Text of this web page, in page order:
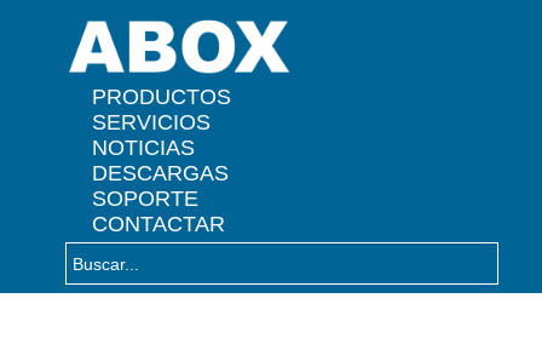
PRODUCTOS
SERVICIOS
NOTICIAS
DESCARGAS
SOPORTE
CONTACTAR